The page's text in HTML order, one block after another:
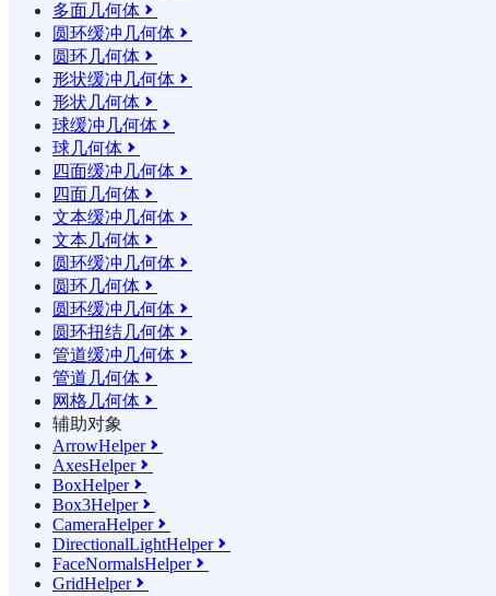
多面几何体 
圆环缓冲几何体 
圆环几何体 
形状缓冲几何体 
形状几何体 
球缓冲几何体 
球几何体 
四面缓冲几何体 
四面几何体 
文本缓冲几何体 
文本几何体 
圆环缓冲几何体 
圆环几何体 
圆环缓冲几何体 
圆环扭结几何体 
管道缓冲几何体 
管道几何体 
网格几何体 
辅助对象
ArrowHelper
AxesHelper
BoxHelper
Box3Helper
CameraHelper
DirectionalLightHelper
FaceNormalsHelper
GridHelper